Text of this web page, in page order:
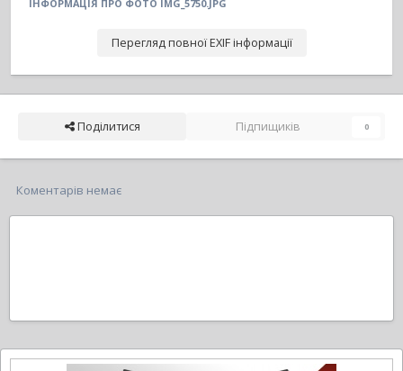
ІНФОРМАЦІЯ ПРО ФОТО IMG_5750.JPG
Перегляд повної EXIF інформації
Поділитися Підпищиків 0
Коментарів немає